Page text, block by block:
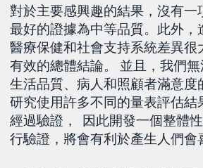
對於主要感興趣的結果，沒有一
最好的證據為中等品質。此外，
醫療保健和社會支持系統差異很
有效的總體結論。 並且，我們
生活品質、病人和照顧者滿意度
研究使用許多不同的量表評估結
經過驗證， 因此開發一個整體
行驗證，將會有利於產生人們會